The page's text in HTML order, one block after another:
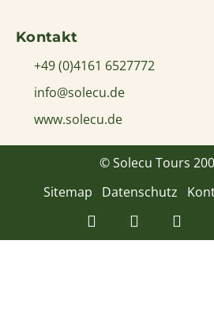
Kontakt
+49 (0)4161 6527772
info@solecu.de
www.solecu.de
© Solecu Tours
Sitemap
Datenschutz